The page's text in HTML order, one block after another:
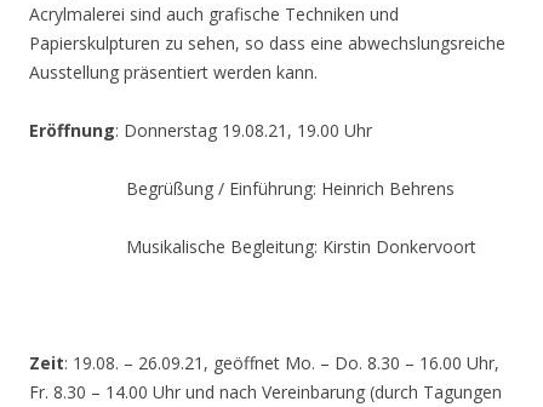
Acrylmalerei sind auch grafische Techniken und
Papierskulpturen zu sehen, so dass eine abwechslungsreiche
Ausstellung präsentiert werden kann.
Eröffnung: Donnerstag 19.08.21, 19.00 Uhr
Begrüßung / Einführung: Heinrich Behrens
Musikalische Begleitung: Kirstin Donkervoort
Zeit: 19.08. – 26.09.21, geöffnet Mo. – Do. 8.30 – 16.00 Uhr,
Fr. 8.30 – 14.00 Uhr und nach Vereinbarung (durch Tagungen